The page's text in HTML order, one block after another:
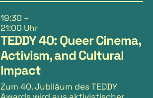
19:30 –
21:00 Uhr
TEDDY 40: Queer Cinema,
Activism, and Cultural
Impact
Zum 40. Jubiläum des TEDDY